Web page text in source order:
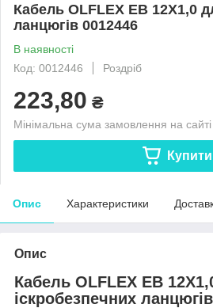
Кабель OLFLEX EB 12X1,0
ланцюгів 0012446
В наявності
Код: 0012446
Роздріб
223,80 ₴
Мінімальна сума замовлення на
Купити
Опис Характеристики
Опис
Кабель OLFLEX EB
іскробезпечних